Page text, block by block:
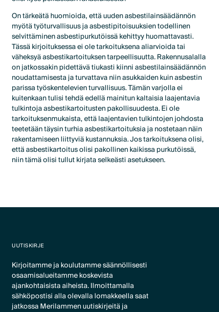
On tärkeätä huomioida, että uuden asbestilainsäädännön
myötä työturvallisuus ja asbestipitoisuuksien todellinen
selvittäminen asbestipurkutöissä kehittyy huomattavasti.
Tässä kirjoituksessa ei ole tarkoituksena aliarvioida tai
väheksyä asbestikartoituksen tarpeellisuutta. Rakennusalalla
on jatkossakin pidettävä tiukasti kiinni asbestilainsäädännön
noudattamisesta ja turvattava niin asukkaiden kuin asbestin
parissa työskentelevien turvallisuus. Tämän varjolla ei
kuitenkaan tulisi tehdä edellä mainitun kaltaisia laajentavia
tulkintoja asbestikartoitusten pakollisuudesta. Ei ole
tarkoituksenmukaista, että laajentavien tulkintojen johdosta
teetetään täysin turhia asbestikartoituksia ja nostetaan näin
rakentamiseen liittyviä kustannuksia. Jos tarkoituksena olisi,
että asbestikartoitus olisi pakollinen kaikissa purkutöissä,
niin tämä olisi tullut kirjata selkeästi asetukseen.
UUTISKIRJE
Kirjoitamme ja koulutamme säännöllisesti
osaamisalueitamme koskevista
ajankohtaisista aiheista. Ilmoittamalla
sähköpostisi alla olevalla lomakkeella saat
jatkossa Merilammen uutiskirjeitä ja